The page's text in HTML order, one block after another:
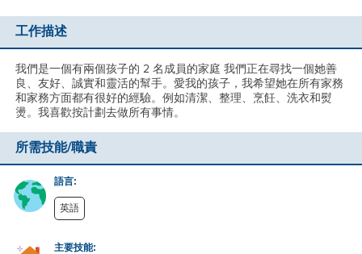
工作描述
我們是一個有兩個孩子的 2 名成員的家庭 我們正在尋找一個她善
良、友好、誠實和靈活的幫手。愛我的孩子，我希望她在所有家務
和家務方面都有很好的經驗。例如清潔、整理、烹飪、洗衣和熨
燙。我喜歡按計劃去做所有事情。
所需技能/職責
語言:
英語
主要技能: